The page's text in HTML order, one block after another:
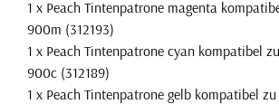
1 x Peach Tintenpatrone magenta
900m (312193)
1 x Peach Tintenpatrone cyan kompatibel
900c (312189)
1 x Peach Tintenpatrone gelb kompatibel